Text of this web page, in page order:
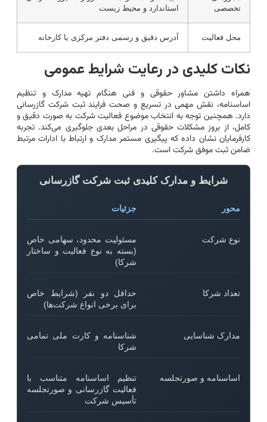
تخصصی
استاندارد و محیط زیست
محل فعالیت آدرس دقیق و رسمی دفتر مرکزی یا کارخانه
نکات کلیدی در رعایت شرایط عمومی
همراه داشتن مشاور حقوقی و فنی هنگام تهیه مدارک و تنظیم
اساسنامه، نقش مهمی در تسریع و صحت فرایند ثبت شرکت گازرسانی
دارد. همچنین توجه به انتخاب موضوع فعالیت شرکت به صورت دقیق و
کامل، از بروز مشکلات حقوقی در مراحل بعدی جلوگیری می‌کند. تجربه
کارفرمایان نشان داده که پیگیری مستمر مدارک و ارتباط با ادارات مرتبط
ضامن ثبت موفق شرکت است.
شرایط و مدارک کلیدی ثبت شرکت گازرسانی
محور جزئیات
نوع شرکت
مسئولیت محدود، سهامی خاص
(بسته به نوع فعالیت و ساختار
شرکا)
تعداد شرکا
حداقل دو نفر (شرایط خاص
برای برخی انواع شرکت‌ها)
مدارک شناسایی
شناسنامه و کارت ملی تمامی
شرکا
اساسنامه و صورتجلسه
تنظیم اساسنامه متناسب با
فعالیت گازرسانی و صورتجلسه
تأسیس شرکت